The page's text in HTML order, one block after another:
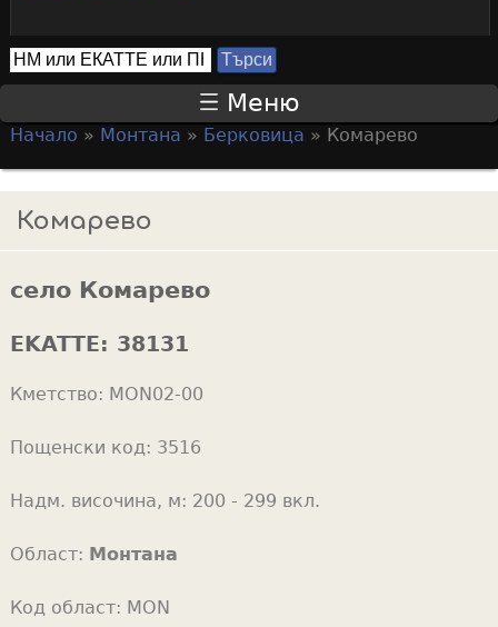
S
e
r
c
h
f
r
m
Т
ъ
с
и
Меню
o
u
r
e
e
Начало » Монтана » Берковица » Комарево
Комарево
село Комарево
EKATTE: 38131
Кметство: MON02-00
Пощенски код: 3516
Надм. височина, м: 200 - 299 вкл.
Област: Монтана
Код област: MON